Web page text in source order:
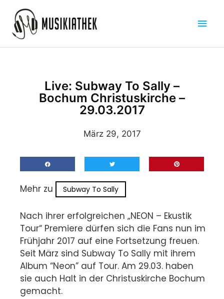
Inhalt
springen
Live: Subway To Sally –
Bochum Christuskirche –
29.03.2017
März 29, 2017
Mehr zu Subway To Sally
Nach ihrer erfolgreichen „NEON – Ekustik
Tour“ Premiere dürfen sich die Fans nun im
Frühjahr 2017 auf eine Fortsetzung freuen.
Seit März sind Subway To Sally mit ihrem
Album “Neon” auf Tour. Am 29.03. haben
sie auch Halt in der Christuskirche Bochum
gemacht.